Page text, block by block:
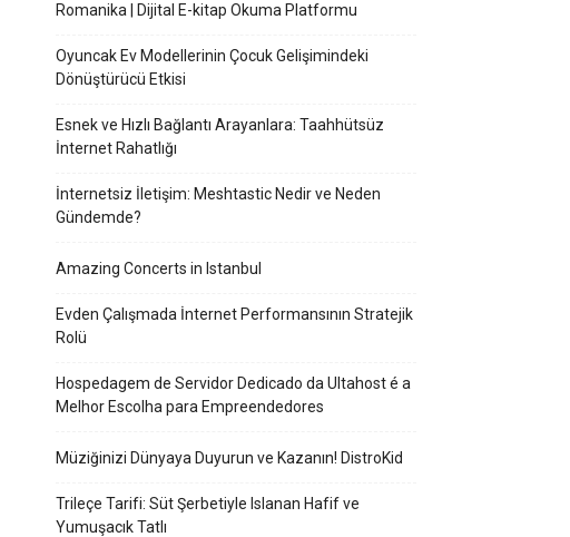
Romanika | Dijital E-kitap Okuma Platformu
Oyuncak Ev Modellerinin Çocuk Gelişimindeki
Dönüştürücü Etkisi
Esnek ve Hızlı Bağlantı Arayanlara: Taahhütsüz
İnternet Rahatlığı
İnternetsiz İletişim: Meshtastic Nedir ve Neden
Gündemde?
Amazing Concerts in Istanbul
Evden Çalışmada İnternet Performansının Stratejik
Rolü
Hospedagem de Servidor Dedicado da Ultahost é a
Melhor Escolha para Empreendedores
Müziğinizi Dünyaya Duyurun ve Kazanın! DistroKid
Trileçe Tarifi: Süt Şerbetiyle Islanan Hafif ve
Yumuşacık Tatlı